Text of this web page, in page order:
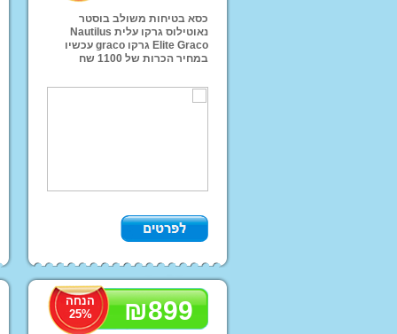
כסא בטיחות משולב בוסטר
נאוטילוס גרקו עלית Nautilus
Elite Graco גרקו graco עכשיו
במחיר הכרות של 1100 שח
₪899
הנחה
25%